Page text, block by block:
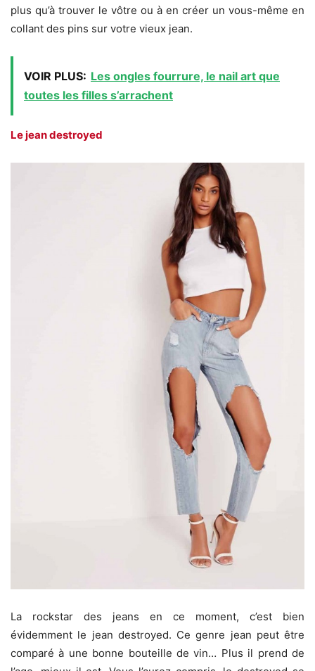
plus qu’à trouver le vôtre ou à en créer un vous-même en
collant des pins sur votre vieux jean.
VOIR PLUS: Les ongles fourrure, le nail art que
toutes les filles s’arrachent
Le jean destroyed
La rockstar des jeans en ce moment, c’est bien
évidemment le jean destroyed. Ce genre jean peut être
comparé à une bonne bouteille de vin… Plus il prend de